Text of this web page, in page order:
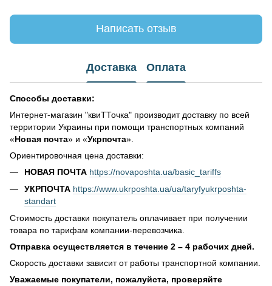
Написать отзыв
Доставка Оплата
Способы доставки:
Интернет-магазин "квиТТочка" производит доставку по всей
территории Украины при помощи транспортных компаний
«Новая почта» и «Укрпочта».
Ориентировочная цена доставки:
НОВАЯ ПОЧТА https://novaposhta.ua/basic_tariffs
УКРПОЧТА https://www.ukrposhta.ua/ua/taryfyukrposhta-
standart
Стоимость доставки покупатель оплачивает при получении
товара по тарифам компании-перевозчика.
Отправка осуществляется в течение 2 – 4 рабочих дней.
Скорость доставки зависит от работы транспортной компании.
Уважаемые покупатели, пожалуйста, проверяйте